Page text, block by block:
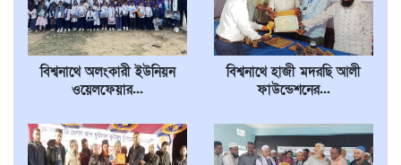
বিশ্বনাথে অলংকারী ইউনিয়ন
ওয়েলফেয়ার...
বিশ্বনাথে হাজী মদরছি আলী
ফাউন্ডেশনের...